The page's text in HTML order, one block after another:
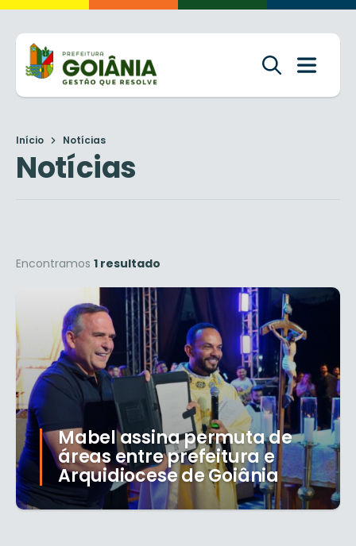
Início Notícias
Notícias
Encontramos 1 resultado
Mabel assina permuta de
áreas entre prefeitura e
Arquidiocese de Goiânia